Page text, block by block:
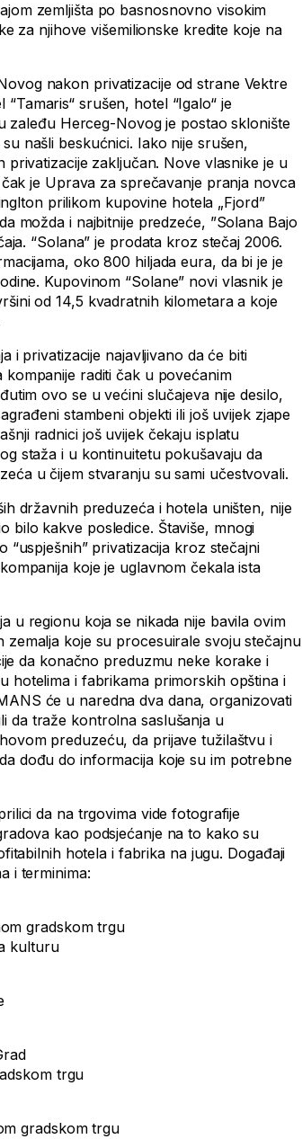
zemljišta po basnosnovno visokim
za njihove višemilionske kredite koje na
nakon privatizacije od strane Vektre
srušen, hotel “Igalo“ je
zaleđu Herceg-Novog je postao sklonište
našli beskućnici. Iako nije srušen,
privatizacije zaključan. Nove vlasnike je u
je Uprava za sprečavanje pranja novca
prilikom kupovine hotela „Fjord”
možda i najbitnije predzeće, ”Solana Bajo
“Solana” je prodata kroz stečaj 2006.
oko 800 hiljada eura, da bi je je
Kupovinom “Solane” novi vlasnik je
od 14,5 kvadratnih kilometara a koje
i privatizacije najavljivano da će biti
raditi čak u povećanim
ovo se u većini slučajeva nije desilo,
stambeni objekti ili još uvijek zjape
radnici još uvijek čekaju isplatu
staža i u kontinuitetu pokušavaju da
u čijem stvaranju su sami učestvovali.
državnih preduzeća i hotela uništen, nije
bilo kakve posledice. Štaviše, mnogi
“uspješnih” privatizacija kroz stečajni
koje je uglavnom čekala ista
u regionu koja se nikada nije bavila ovim
koje su procesuirale svoju stečajnu
da konačno preduzmu neke korake i
hotelima i fabrikama primorskih opština i
će u naredna dva dana, organizovati
da traže kontrolna saslušanja u
preduzeću, da prijave tužilaštvu i
dođu do informacija koje su im potrebne
da na trgovima vide fotografije
kao podsjećanje na to kako su
hotela i fabrika na jugu. Događaji
i terminima:
gradskom trgu
kulturu
trgu
gradskom trgu